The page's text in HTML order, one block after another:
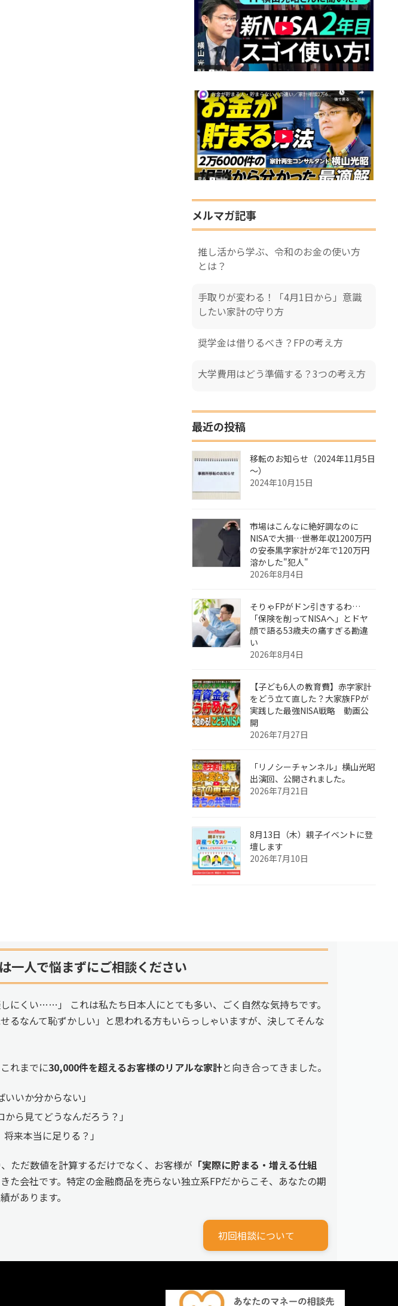
メルマガ記事
推し活から学ぶ、令和のお金の使い方
とは？
手取りが変わる！「4月1日から」意識
したい家計の守り方
奨学金は借りるべき？FPの考え方
大学費用はどう準備する？3つの考え方
最近の投稿
移転のお知らせ（2024年11月5日
～）
2024年10月15日
市場はこんなに絶好調なのに
NISAで大損…世帯年収1200万円
の安泰黒字家計が2年で120万円
溶かした"犯人"
2026年8月4日
そりゃFPがドン引きするわ…
「保険を削ってNISAへ」とドヤ
顔で語る53歳夫の痛すぎる勘違
い
2026年8月4日
【子ども6人の教育費】赤字家計
をどう立て直した？大家族FPが
実践した最強NISA戦略 動画公
開
2026年7月27日
「リノシーチャンネル」横山光昭
出演回、公開されました。
2026年7月21日
8月13日（木）親子イベントに登
壇します
2026年7月10日
一人で悩まずにご相談ください
しにくい……」 これは私たち日本人にとても多い、ごく自然な気持ちです。
るなんて恥ずかしい」と思われる方もいらっしゃいますが、決してそんな
れまでに30,000件を超えるお客様のリアルな家計と向き合ってきました。
いいか分からない」
から見てどうなんだろう？」
将来本当に足りる？」
ただ数値を計算するだけでなく、お客様が 「実際に貯まる・増える仕組
た会社です。特定の金融商品を売らない独立系FPだからこそ、あなたの期
があります。
初回相談について